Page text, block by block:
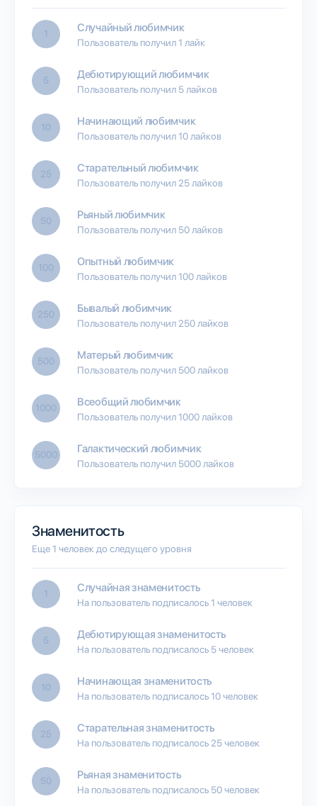
1 Случайный любимчик
Пользователь получил 1 лайк
5 Дебютирующий любимчик
Пользователь получил 5 лайков
10 Начинающий любимчик
Пользователь получил 10 лайков
25 Старательный любимчик
Пользователь получил 25 лайков
50 Рьяный любимчик
Пользователь получил 50 лайков
100 Опытный любимчик
Пользователь получил 100 лайков
250 Бывалый любимчик
Пользователь получил 250 лайков
500 Матерый любимчик
Пользователь получил 500 лайков
1000 Всеобщий любимчик
Пользователь получил 1000 лайков
5000 Галактический любимчик
Пользователь получил 5000 лайков
Знаменитость
Еще 1 человек до следущего уровня
1 Случайная знаменитость
На пользователь подписалось 1 человек
5 Дебютирующая знаменитость
На пользователь подписалось 5 человек
10 Начинающая знаменитость
На пользователь подписалось 10 человек
25 Старательная знаменитость
На пользователь подписалось 25 человек
50 Рьяная знаменитость
На пользователь подписалось 50 человек